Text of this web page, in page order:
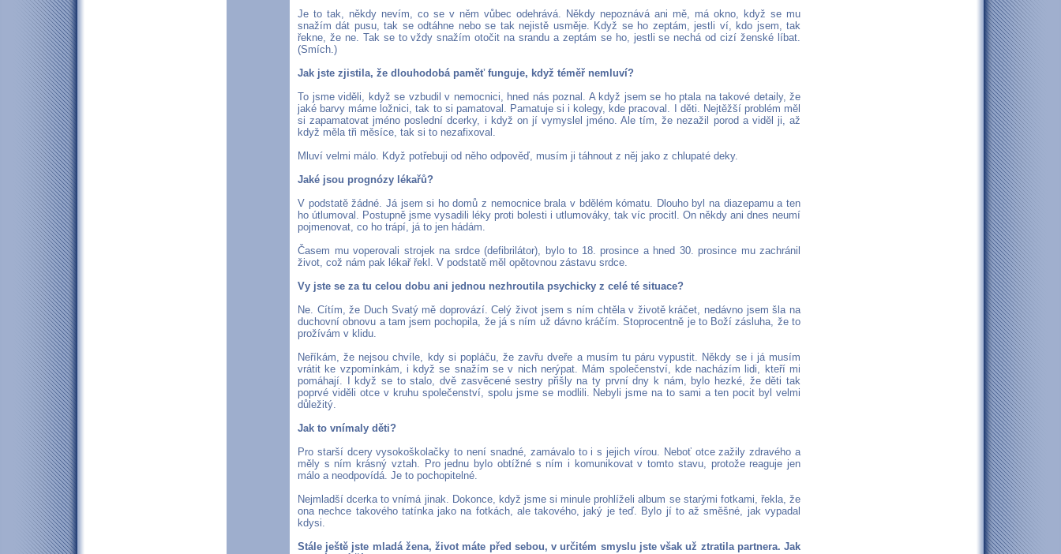
Je to tak, někdy nevím, co se v něm vůbec odehrává. Někdy nepoznává ani mě, má okno, když se mu
snažím dát pusu, tak se odtáhne nebo se tak nejistě usměje. Když se ho zeptám, jestli ví, kdo jsem, tak
řekne, že ne. Tak se to vždy snažím otočit na srandu a zeptám se ho, jestli se nechá od cizí ženské líbat.
(Smích.)
Jak jste zjistila, že dlouhodobá paměť funguje, když téměř nemluví?
To jsme viděli, když se vzbudil v nemocnici, hned nás poznal. A když jsem se ho ptala na takové detaily, že
jaké barvy máme ložnici, tak to si pamatoval. Pamatuje si i kolegy, kde pracoval. I děti. Nejtěžší problém měl
si zapamatovat jméno poslední dcerky, i když on jí vymyslel jméno. Ale tím, že nezažil porod a viděl ji, až
když měla tři měsíce, tak si to nezafixoval.
Mluví velmi málo. Když potřebuji od něho odpověď, musím ji táhnout z něj jako z chlupaté deky.
Jaké jsou prognózy lékařů?
V podstatě žádné. Já jsem si ho domů z nemocnice brala v bdělém kómatu. Dlouho byl na diazepamu a ten
ho útlumoval. Postupně jsme vysadili léky proti bolesti i utlumováky, tak víc procitl. On někdy ani dnes neumí
pojmenovat, co ho trápí, já to jen hádám.
Časem mu voperovali strojek na srdce (defibrilátor), bylo to 18. prosince a hned 30. prosince mu zachránil
život, což nám pak lékař řekl. V podstatě měl opětovnou zástavu srdce.
Vy jste se za tu celou dobu ani jednou nezhroutila psychicky z celé té situace?
Ne. Cítím, že Duch Svatý mě doprovází. Celý život jsem s ním chtěla v životě kráčet, nedávno jsem šla na
duchovní obnovu a tam jsem pochopila, že já s ním už dávno kráčím. Stoprocentně je to Boží zásluha, že to
prožívám v klidu.
Neříkám, že nejsou chvíle, kdy si popláču, že zavřu dveře a musím tu páru vypustit. Někdy se i já musím
vrátit ke vzpomínkám, i když se snažím se v nich nerýpat. Mám společenství, kde nacházím lidi, kteří mi
pomáhají. I když se to stalo, dvě zasvěcené sestry přišly na ty první dny k nám, bylo hezké, že děti tak
poprvé viděli otce v kruhu společenství, spolu jsme se modlili. Nebyli jsme na to sami a ten pocit byl velmi
důležitý.
Jak to vnímaly děti?
Pro starší dcery vysokoškolačky to není snadné, zamávalo to i s jejich vírou. Neboť otce zažily zdravého a
měly s ním krásný vztah. Pro jednu bylo obtížné s ním i komunikovat v tomto stavu, protože reaguje jen
málo a neodpovídá. Je to pochopitelné.
Nejmladší dcerka to vnímá jinak. Dokonce, když jsme si minule prohlíželi album se starými fotkami, řekla, že
ona nechce takového tatínka jako na fotkách, ale takového, jaký je teď. Bylo jí to až směšné, jak vypadal
kdysi.
Stále ještě jste mladá žena, život máte před sebou, v určitém smyslu jste však už ztratila partnera. Jak